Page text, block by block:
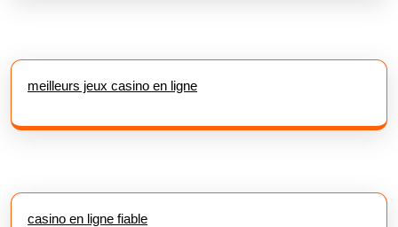
meilleurs jeux casino en ligne
casino en ligne fiable